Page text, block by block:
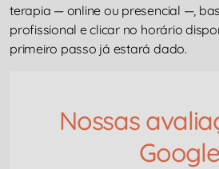
terapia — online ou presencial —,
profissional e clicar no horário
primeiro passo já estará dado.
Nossas
Google